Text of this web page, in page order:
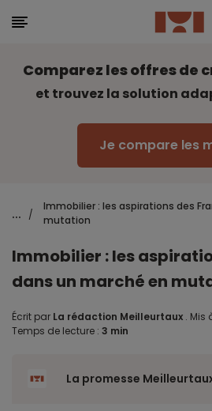
Comparez les offres de
et trouvez la solution
Je compare les
... /
Immobilier : les aspirations des
mutation
Immobilier : les
dans un marché en
Écrit par La rédaction Meilleurtaux . Mis
Temps de lecture : 3 min
La promesse